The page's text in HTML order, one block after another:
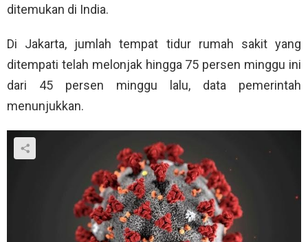
ditemukan di India.
Di Jakarta, jumlah tempat tidur rumah sakit yang
ditempati telah melonjak hingga 75 persen minggu ini
dari 45 persen minggu lalu, data pemerintah
menunjukkan.